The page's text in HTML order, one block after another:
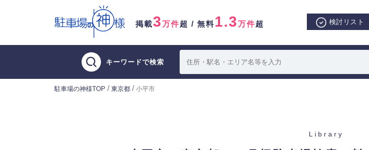
掲載3万件超 / 無料1.3万件超 検討リスト
キーワードで検索
駐車場の神様TOP / 東京都 / 小平市
Library